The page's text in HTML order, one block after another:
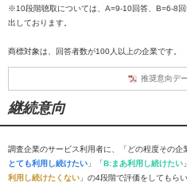
※10段階聴取については、A=9-10回答、B=6-8
出しております。
商標対象は、回答者数が100人以上の企業です。
推奨意向デ
継続意向
調査企業のサービス利用者に、「どの程度その
とても利用し続けたい 」「B:まあ利用し続けたい
利用し続けたくない 」の4段階で評価をしてもら